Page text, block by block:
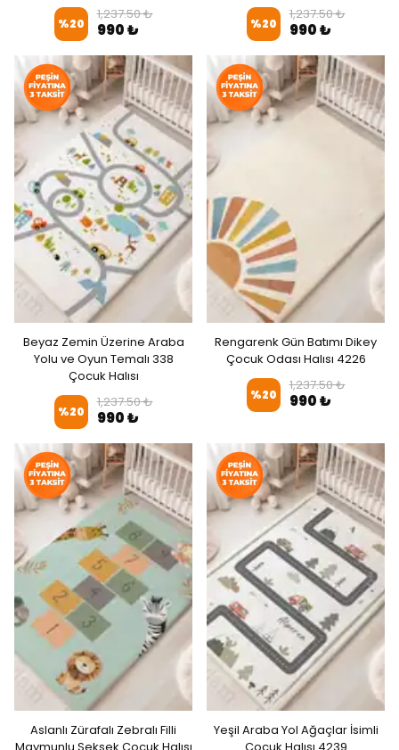
%20
1,237.50 ₺
990 ₺ %20
1,237.50 ₺
990 ₺
Beyaz Zemin Üzerine Araba
Yolu ve Oyun Temalı 338
Çocuk Halısı
%20
1,237.50 ₺
990 ₺
Rengarenk Gün Batımı Dikey
Çocuk Odası Halısı 4226
%20
1,237.50 ₺
990 ₺
Aslanlı Zürafalı Zebralı Filli
Yeşil Araba Yol Ağaçlar İsimli